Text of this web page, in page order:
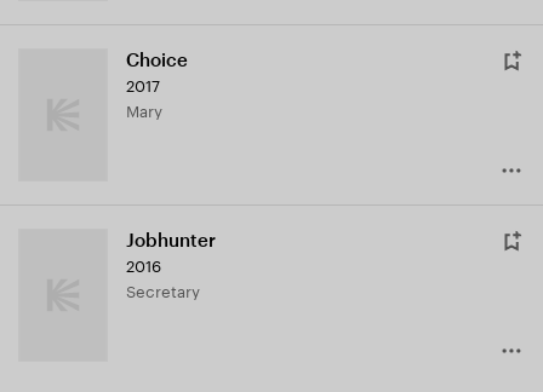
Choice
2017
Mary
Jobhunter
2016
Secretary